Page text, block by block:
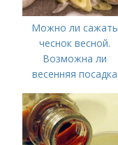
Можно ли сажать
чеснок весной.
Возможна ли
весенняя посадка
лучше делать